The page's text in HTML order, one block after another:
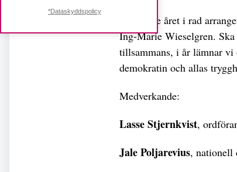
För tredje året i rad
Ing-Marie Wieselgren.
tillsammans, i år lämnar
demokratin och allas
Medverkande:
Lasse Stjernkvist,
Jale Poljarevius, nationell
*Dataskyddspolicy